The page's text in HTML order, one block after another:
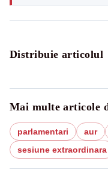
Distribuie articolul
Mai multe articole
parlamentari aur
sesiune extraordinara